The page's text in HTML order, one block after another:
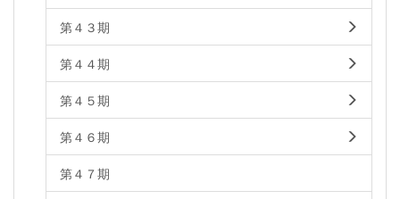
第４３期
第４４期
第４５期
第４６期
第４７期